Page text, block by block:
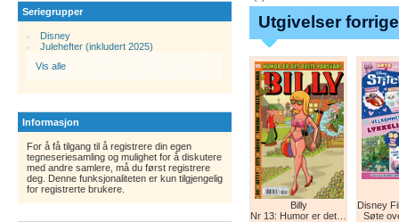
Seriegrupper
Disney
Julehefter (inkludert 2025)
Vis alle
Informasjon
For å få tilgang til å registrere din egen
tegneseriesamling og mulighet for å diskutere
med andre samlere, må du først registrere
deg. Denne funksjonaliteten er kun tilgjengelig
for registrerte brukere.
Utgivelser
Billy
Nr 13: Humor er det beste forsvar!
Søte